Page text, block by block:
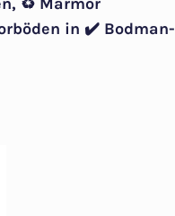
in ✔️ Bodman-